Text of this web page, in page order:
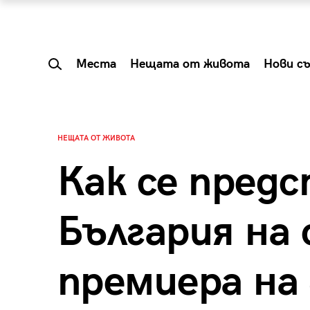
Места Нещата от живота Нови
НЕЩАТА ОТ ЖИВОТА
Как се
България
премиераSummer Prelude: как